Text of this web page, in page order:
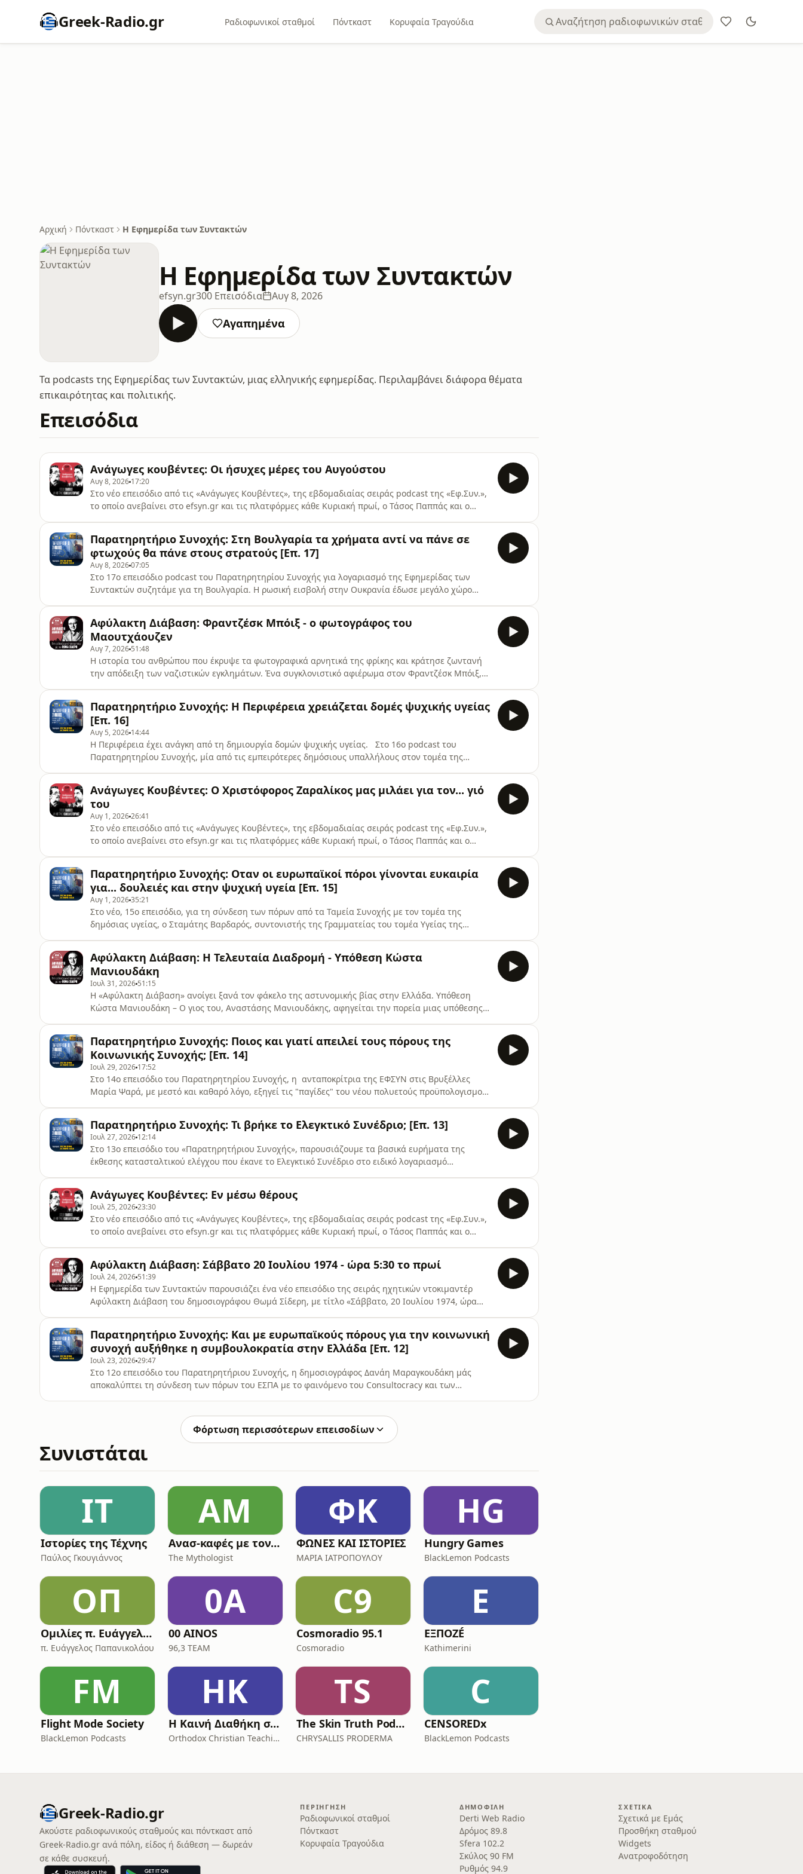
Greek-Radio.gr Ραδιοφωνικοί σταθμοί Πόντκαστ Κορυφαία Τραγούδια
Αρχική Πόντκαστ Η Εφημερίδα των Συντακτών
Η Εφημερίδα των Συντακτών
efsyn.gr300 Επεισόδια Αυγ 8, 2026
Αγαπημένα
Τα podcasts της Εφημερίδας των Συντακτών, μιας ελληνικής εφημερίδας. Περιλαμβάνει διάφορα θέματα
επικαιρότητας και πολιτικής.
Επεισόδια
Ανάγωγες κουβέντες: Οι ήσυχες μέρες του Αυγούστου
Αυγ 8, 2026 17:20
Στο νέο επεισόδιο από τις «Ανάγωγες Κουβέντες», της εβδομαδιαίας σειράς podcast της «Εφ.Συν.»,
το οποίο ανεβαίνει στο efsyn.gr και τις πλατφόρμες κάθε Κυριακή πρωί, ο Τάσος Παππάς και ο
Studio) ® Η ΕΦΗΜΕΡΙΔΑ ΤΩΝ ΣΥΝΤΑΚΤΩΝ
Παρατηρητήριο Συνοχής: Στη Βουλγαρία τα χρήματα αντί να πάνε σε
φτωχούς θα πάνε στους στρατούς [Επ. 17]
Αυγ 8, 202607:05
Στο 17ο επεισόδιο podcast του Παρατηρητηρίου Συνοχής για λογαριασμό της Εφημερίδας των
Συντακτών συζητάμε για τη Βουλγαρία. Η ρωσική εισβολή στην Ουκρανία έδωσε μεγάλο χώρο
λεφτά; Η περίπτωση της Βουλγαρίας λειτουργε
Αφύλακτη Διάβαση: Φραντζέσκ Μπόιξ - ο φωτογράφος του
Μαουτχάουζεν
Αυγ 7, 2026 51:48
Η ιστορία του ανθρώπου που έκρυψε τα φωτογραφικά αρνητικά της φρίκης και κράτησε ζωντανή
την απόδειξη των ναζιστικών εγκλημάτων. Ένα συγκλονιστικό αφιέρωμα στον Φραντζέσκ Μπόιξ,
που αποκάλυψαν στον κόσμο το πραγματικό πρόσωπο τη
Παρατηρητήριο Συνοχής: Η Περιφέρεια χρειάζεται δομές ψυχικής υγείας
[Επ. 16]
Αυγ 5, 2026 14:44
Η Περιφέρεια έχει ανάγκη από τη δημιουργία δομών ψυχικής υγείας. Στο 16ο podcast του
Παρατηρητηρίου Συνοχής, μία από τις εμπειρότερες δημόσιους υπαλλήλους στον τομέα της
αντιμετωπιστούν. Η Ελένη Τζάκα, προϊσταμένη Κοινωνική
Ανάγωγες Κουβέντες: Ο Χριστόφορος Ζαραλίκος μας μιλάει για τον... γιό
του
Αυγ 1, 202626:41
Στο νέο επεισόδιο από τις «Ανάγωγες Κουβέντες», της εβδομαδιαίας σειράς podcast της «Εφ.Συν.»,
το οποίο ανεβαίνει στο efsyn.gr και τις πλατφόρμες κάθε Κυριακή πρωί, ο Τάσος Παππάς και ο
Γιάννης ο Φονιάς»! Ηχογράφηση: EfSyn
Παρατηρητήριο Συνοχής: Οταν οι ευρωπαϊκοί πόροι γίνονται ευκαιρία
για... δουλειές και στην ψυχική υγεία [Eπ. 15]
Αυγ 1, 202635:21
Στο νέο, 15ο επεισόδιο, για τη σύνδεση των πόρων από τα Ταμεία Συνοχής με τον τομέα της
δημόσιας υγείας, ο Σταμάτης Βαρδαρός, συντονιστής της Γραμματείας του τομέα Υγείας της
ενός υδροκέφαλου σχεδίου για δομές που δε
Αφύλακτη Διάβαση: Η Τελευταία Διαδρομή - Υπόθεση Κώστα
Μανιουδάκη
Ιουλ 31, 2026 51:15
Η «Αφύλακτη Διάβαση» ανοίγει ξανά τον φάκελο της αστυνομικής βίας στην Ελλάδα. Υπόθεση
Κώστα Μανιουδάκη – Ο γιος του, Αναστάσης Μανιουδάκης, αφηγείται την πορεία μιας υπόθεσης
υποθέσεις που έχουν αναδείξει το ζήτημα της αστυνομι
Παρατηρητήριο Συνοχής: Ποιος και γιατί απειλεί τους πόρους της
Κοινωνικής Συνοχής; [Επ. 14]
Ιουλ 29, 2026 17:52
Στο 14ο επεισόδιο του Παρατηρητηρίου Συνοχής, η ανταποκρίτρια της ΕΦΣΥΝ στις Βρυξέλλες
Μαρία Ψαρά, με μεστό και καθαρό λόγο, εξηγεί τις "παγίδες" του νέου πολυετούς προϋπολογισμού
συσχετισμό δυνάμεων στην Ε.Ε. των 27 και • Υπενθ
Παρατηρητήριο Συνοχής: Τι βρήκε το Ελεγκτικό Συνέδριο; [Επ. 13]
Ιουλ 27, 2026 12:14
Στο 13ο επεισόδιο του «Παρατηρητήριου Συνοχής», παρουσιάζουμε τα βασικά ευρήματα της
έκθεσης κατασταλτικού ελέγχου που έκανε το Ελεγκτικό Συνέδριο στο ειδικό λογαριασμό
Αποκαλύπτει λαθεμένες πληρωμές σε δικαιούχους ύψου
Ανάγωγες Κουβέντες: Εν μέσω θέρους
Ιουλ 25, 202623:30
Στο νέο επεισόδιο από τις «Ανάγωγες Κουβέντες», της εβδομαδιαίας σειράς podcast της «Εφ.Συν.»,
το οποίο ανεβαίνει στο efsyn.gr και τις πλατφόρμες κάθε Κυριακή πρωί, ο Τάσος Παππάς και ο
μουσική επιμέλεια: Αντώνης Παπαβομβολάκ
Αφύλακτη Διάβαση: Σάββατο 20 Ιουλίου 1974 - ώρα 5:30 το πρωί
Ιουλ 24, 2026 51:39
Η Εφημερίδα των Συντακτών παρουσιάζει ένα νέο επεισόδιο της σειράς ηχητικών ντοκιμαντέρ
Αφύλακτη Διάβαση του δημοσιογράφου Θωμά Σίδερη, με τίτλο «Σάββατο, 20 Ιουλίου 1974, ώρα
σύγχρονης ιστορίας του ελληνισμού: την
Παρατηρητήριο Συνοχής: Και με ευρωπαϊκούς πόρους για την κοινωνική
συνοχή αυξήθηκε η συμβουλοκρατία στην Ελλάδα [Επ. 12]
Ιουλ 23, 202629:47
Στο 12ο επεισόδιο του Παρατηρητήριου Συνοχής, η δημοσιογράφος Δανάη Μαραγκουδάκη μάς
αποκαλύπτει τη σύνδεση των πόρων του ΕΣΠΑ με το φαινόμενο του Consultocracy και των
Θεσσαλονίκης. • Αποκαλύπτει μια άλλη πτυχή της διαχείριση
Φόρτωση περισσότερων επεισοδίων
Συνιστάται
ΙΤ
Ιστορίες της Τέχνης
Παύλος Γκουγιάννος
ΑΜ
Ανασ-καφές με τον Κων/νο Λουκόπουλο
The Mythologist
ΦK
ΦΩΝΕΣ KAI ΙΣΤΟΡΙΕΣ
ΜΑΡΙΑ ΙΑΤΡΟΠΟΥΛΟΥ
HG
Hungry Games
BlackLemon Podcasts
ΟΠ
Ομιλίες π. Ευάγγελου Παπανικολάου
π. Ευάγγελος Παπανικολάου
0A
00 AINOS
96,3 TEAM
C9
Cosmoradio 95.1
Cosmoradio
Ε
ΕΞΠΟΖÉ
Kathimerini
FM
Flight Mode Society
BlackLemon Podcasts
ΗΚ
Η Καινή Διαθήκη στην vεοελληνική με μουσική υπόκρουση (Η Αγία Γραφή)
Orthodox Christian Teaching
TS
The Skin Truth Podcast by CHRYSALLIS PRODERMA
CHRYSALLIS PRODERMA
C
CENSOREDx
BlackLemon Podcasts
Greek-Radio.gr
Ακούστε ραδιοφωνικούς σταθμούς και πόντκαστ από
Greek-Radio.gr ανά πόλη, είδος ή διάθεση — δωρεάν
σε κάθε συσκευή.
ΠΕΡΙΉΓΗΣΗ
Ραδιοφωνικοί σταθμοί
Πόντκαστ
Κορυφαία Τραγούδια
ΔΗΜΟΦΙΛΉ
Derti Web Radio
Δρόμος 89.8
Sfera 102.2
Σκύλος 90 FM
Ρυθμός 94.9
ΣΧΕΤΙΚΆ
Σχετικά με Εμάς
Προσθήκη σταθμού
Widgets
Ανατροφοδότηση